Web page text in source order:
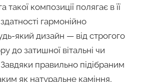
такої композиції полягає в її
гармонійно
який дизайн — від строгого
до затишної вітальні чи
Завдяки правильно підібраним
як натуральне каміння,